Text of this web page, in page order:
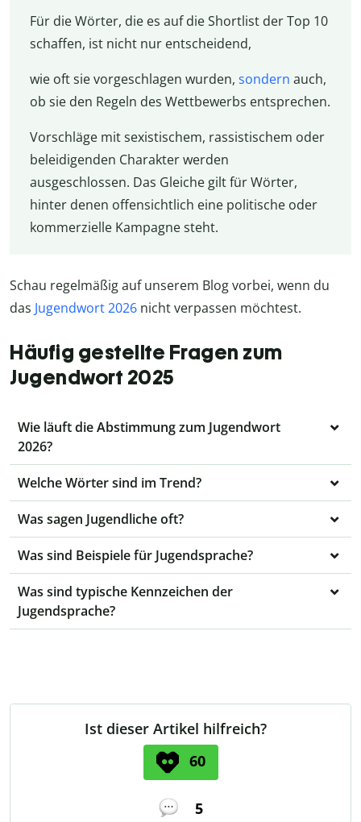
Für die Wörter, die es auf die Shortlist der Top 10
schaffen, ist nicht nur entscheidend,
wie oft sie vorgeschlagen wurden, sondern auch,
ob sie den Regeln des Wettbewerbs entsprechen.
Vorschläge mit sexistischem, rassistischem oder
beleidigenden Charakter werden
ausgeschlossen. Das Gleiche gilt für Wörter,
hinter denen offensichtlich eine politische oder
kommerzielle Kampagne steht.
Schau regelmäßig auf unserem Blog vorbei, wenn du
das Jugendwort 2026 nicht verpassen möchtest.
Häufig gestellte Fragen zum
Jugendwort 2025
Wie läuft die Abstimmung zum Jugendwort
2026?
Welche Wörter sind im Trend?
Was sagen Jugendliche oft?
Was sind Beispiele für Jugendsprache?
Was sind typische Kennzeichen der
Jugendsprache?
Ist dieser Artikel hilfreich?
60
5